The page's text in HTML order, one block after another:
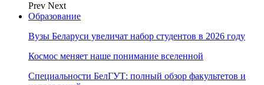
Prev Next
Образование
Вузы Беларуси увеличат набор студентов в 2026 году
Космос меняет наше понимание вселенной
Специальности БелГУТ: полный обзор факультетов и